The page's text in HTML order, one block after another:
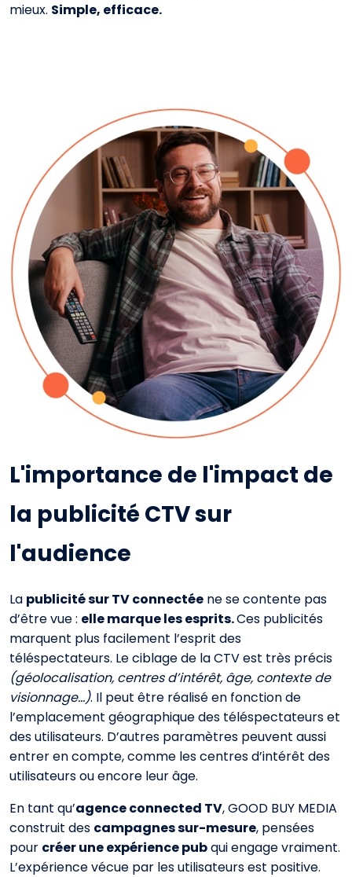
mieux. Simple, efficace.
L'importance de l'impact de
la publicité CTV sur
l'audience
La publicité sur TV connectée ne se contente pas
d’être vue : elle marque les esprits.Ces publicités
marquent plus facilement l’esprit des
téléspectateurs. Le ciblage de la CTV est très précis
(géolocalisation, centres d’intérêt, âge, contexte de
visionnage…). Il peut être réalisé en fonction de
l’emplacement géographique des téléspectateurs et
des utilisateurs. D’autres paramètres peuvent aussi
entrer en compte, comme les centres d’intérêt des
utilisateurs ou encore leur âge.
En tant qu’agence connected TV, GOOD BUY MEDIA
construit des campagnes sur-mesure, pensées
pour créer une expérience pubqui engage vraiment.
L’expérience vécue par les utilisateurs est positive.